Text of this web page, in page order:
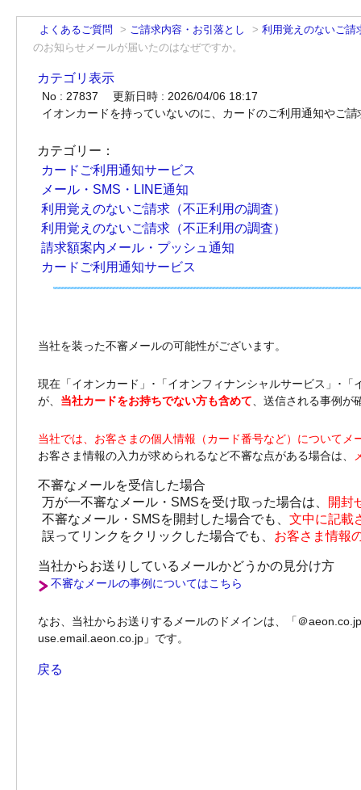
よくあるご質問 > ご請求内容・お引落とし > 利用覚えのないご請
のお知らせメールが届いたのはなぜですか。
カテゴリ表示
No : 27837
更新日時 : 2026/04/06 18:17
イオンカードを持っていないのに、カードのご利用通知やご
カテゴリー：
カードご利用通知サービス
メール・SMS・LINE通知
利用覚えのないご請求（不正利用の調査）
利用覚えのないご請求（不正利用の調査）
請求額案内メール・プッシュ通知
カードご利用通知サービス
当社を装った不審メールの可能性がございます。
現在「イオンカード」･「イオンフィナンシャルサービス」･
が、 当社カードをお持ちでない方も含めて 、送信される事例
当社では、お客さまの個人情報（カード番号など）について
お客さま情報の入力が求められるなど不審な点がある場合は、
不審なメールを受信した場合
万が一不審なメール・SMSを受け取った場合は、
開封
不審なメール・SMSを開封した場合でも、 文中に記載
誤ってリンクをクリックした場合でも、 お客さま情報
当社からお送りしているメールかどうかの見分け方
不審なメールの事例についてはこちら
なお、当社からお送りするメールのドメインは、「＠
use.email.aeon.co.jp」です。
戻る